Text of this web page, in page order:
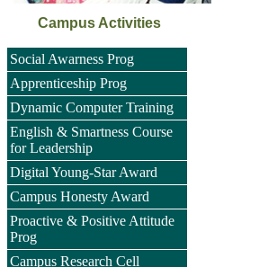
Campus Activities
Social Awarness Prog
Apprenticeship Prog
Dynamic Computer Training
English & Smartness Course
for Leadership
Digital Young-Star Award
Campus Honesty Award
Proactive & Positive Attitude
Prog
Campus Research Cell